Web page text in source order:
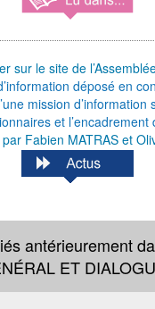
sur le site de
déposé en
mission d’information
et l’encadrement
Fabien MATRAS et
antérieurement
ET